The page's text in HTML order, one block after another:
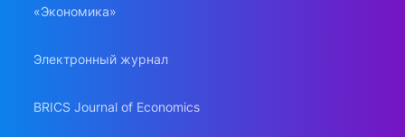
«Экономика»
Электронный журнал
BRICS Journal of Economics